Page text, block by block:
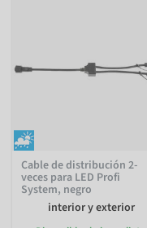
Cable de distribución 2-
veces para LED Profi
System, negro
interior y exterior